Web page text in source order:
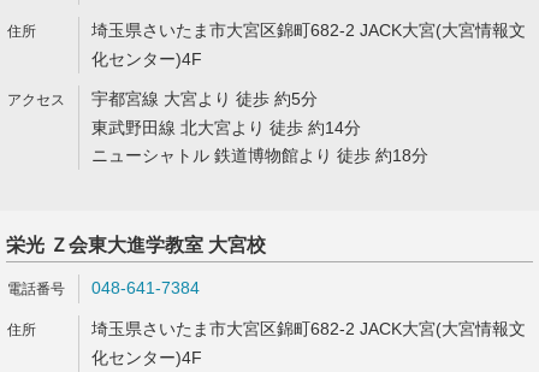
埼玉県さいたま市大宮区錦町682-2 JACK大宮(大宮情報文
化センター)4F
宇都宮線 大宮より 徒歩 約5分
東武野田線 北大宮より 徒歩 約14分
ニューシャトル 鉄道博物館より 徒歩 約18分
栄光 Ｚ会東大進学教室 大宮校
048-641-7384
埼玉県さいたま市大宮区錦町682-2 JACK大宮(大宮情報文
化センター)4F